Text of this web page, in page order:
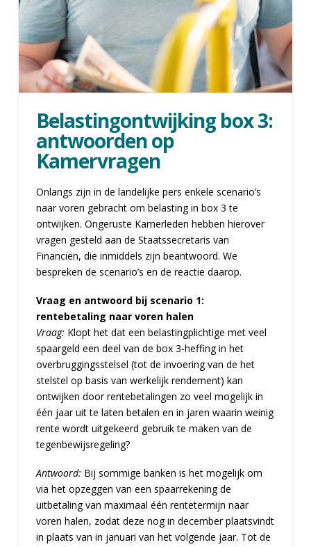
Belastingontwijking box 3:
antwoorden op
Kamervragen
Onlangs zijn in de landelijke pers enkele scenario’s
naar voren gebracht om belasting in box 3 te
ontwijken. Ongeruste Kamerleden hebben hierover
vragen gesteld aan de Staatssecretaris van
Financiën, die inmiddels zijn beantwoord. We
bespreken de scenario’s en de reactie daarop.
Vraag en antwoord bij scenario 1:
rentebetaling naar voren halen
Vraag: Klopt het dat een belastingplichtige met veel
spaargeld een deel van de box 3-heffing in het
overbruggingsstelsel (tot de invoering van de het
stelstel op basis van werkelijk rendement) kan
ontwijken door rentebetalingen zo veel mogelijk in
één jaar uit te laten betalen en in jaren waarin weinig
rente wordt uitgekeerd gebruik te maken van de
tegenbewijsregeling?
Antwoord: Bij sommige banken is het mogelijk om
via het opzeggen van een spaarrekening de
uitbetaling van maximaal één rentetermijn naar
voren halen, zodat deze nog in december plaatsvindt
in plaats van in januari van het volgende jaar. Tot de